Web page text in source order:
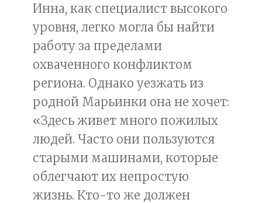
Инна, как специалист высокого
уровня, легко могла бы найти
работу за пределами
охваченного конфликтом
региона. Однако уезжать из
родной Марьинки она не хочет:
«Здесь живет много пожилых
людей. Часто они пользуются
старыми машинами, которые
облегчают их непростую
жизнь. Кто-то же должен